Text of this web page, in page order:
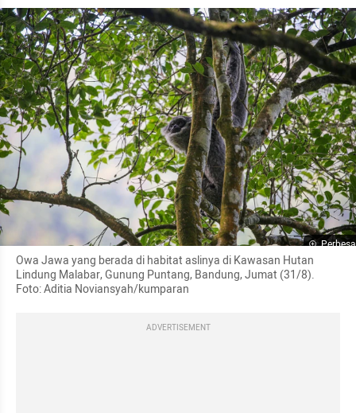
Owa Jawa yang berada di habitat aslinya di Kawasan Hutan
Lindung Malabar, Gunung Puntang, Bandung, Jumat (31/8).
Foto: Aditia Noviansyah/kumparan
ADVERTISEMENT